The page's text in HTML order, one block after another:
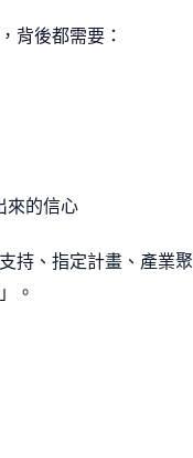
背後都需要：
來的信心
持、指定計畫、產業聚
。